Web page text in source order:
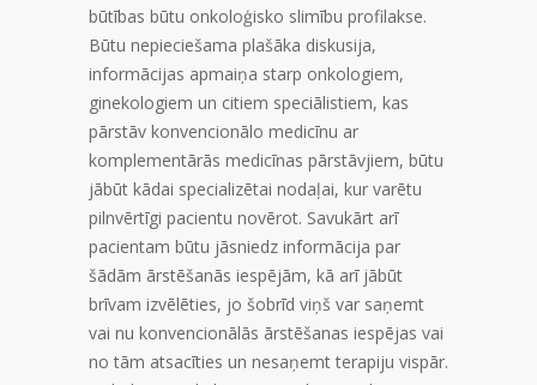
būtības būtu onkoloģisko slimību profilakse.
Būtu nepieciešama plašāka diskusija,
informācijas apmaiņa starp onkologiem,
ginekologiem un citiem speciālistiem, kas
pārstāv konvencionālo medicīnu ar
komplementārās medicīnas pārstāvjiem, būtu
jābūt kādai specializētai nodaļai, kur varētu
pilnvērtīgi pacientu novērot. Savukārt arī
pacientam būtu jāsniedz informācija par
šādām ārstēšanās iespējām, kā arī jābūt
brīvam izvēlēties, jo šobrīd viņš var saņemt
vai nu konvencionālās ārstēšanas iespējas vai
no tām atsacīties un nesaņemt terapiju vispār.